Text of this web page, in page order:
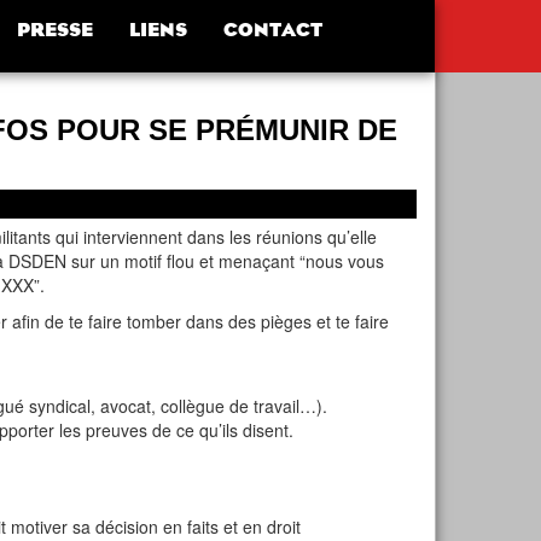
PRESSE LIENS CONTACT
POUR SE PRÉMUNIR DE
qui interviennent dans les réunions qu’elle
sur un motif flou et menaçant “nous vous
afin de te faire tomber dans des pièges et te faire
syndical, avocat, collègue de travail…).
les preuves de ce qu’ils disent.
motiver sa décision en faits et en droit